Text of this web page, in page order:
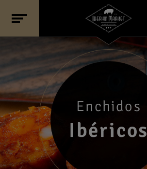
Enchidos
Ibéricos